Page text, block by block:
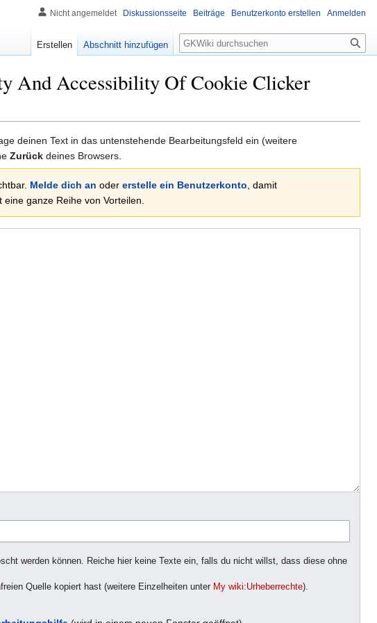
And Accessibility Of Cookie Clicker
deinen Text in das untenstehende Bearbeitungsfeld ein (weitere
Zurück deines Browsers.
Melde dich an oder erstelle ein Benutzerkonto, damit
ganze Reihe von Vorteilen.
werden können. Reiche hier keine Texte ein, falls du nicht willst, dass diese ohne
Quelle kopiert hast (weitere Einzelheiten unter My wiki:Urheberrechte).
Nicht angemeldet Diskussionsseite Beiträge Benutzerkonto erstellen Anmelden
Erstellen Abschnitt hinzufügen Suche